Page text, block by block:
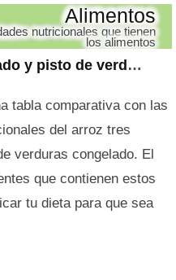
Arroz tres delicias congelado y pisto de verduras congelado
Alimentos
nutricionales que tienen
los alimentos
tabla comparativa con las
del arroz tres
verduras congelado. El
que contienen estos
tu dieta para que sea